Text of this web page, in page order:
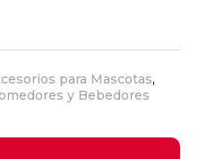
para Mascotas,
y Bebedores